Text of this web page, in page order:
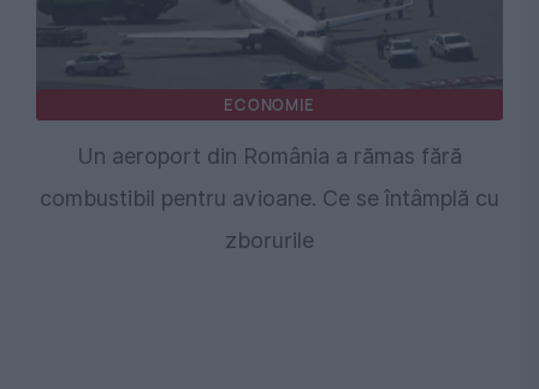
ECONOMIE
Un aeroport din România a rămas fără
combustibil pentru avioane. Ce se întâmplă cu
zborurile